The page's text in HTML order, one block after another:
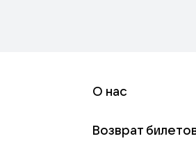
О нас
Возврат